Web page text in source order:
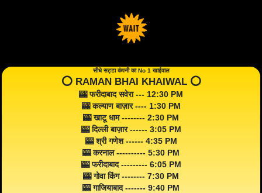
सीधे सट्टा कंपनी का No 1 खाईवाल
⭕️ RAMAN BHAI KHAIWAL ⭕️
🎰 फरीदाबाद सवेरा --- 12:30 PM
🎰 कल्याण बाज़ार ---- 1:30 PM
🎰 खाटू धाम -------- 2:30 PM
🎰 दिल्ली बाज़ार ------ 3:05 PM
🎰 श्री गणेश ------ 4:35 PM
🎰 करनाल ---------- 5:30 PM
🎰 फरीदाबाद --------- 6:05 PM
🎰 गोवा किंग -------- 7:30 PM
🎰 गाजियाबाद ------- 9:40 PM